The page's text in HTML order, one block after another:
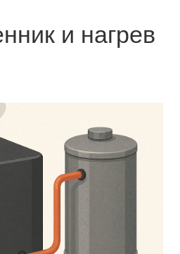
и нагрев